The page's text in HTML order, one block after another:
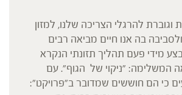
וגוברת להרגלי הצריכה שלנו, למזון
בה אנו חיים מביאה רבים
מידי פעם תהליך תזונתי הנקרא
המשלימה: "ניקוי של הגוף". עם
כי הם חוששים שמדובר ב"פרויקט":